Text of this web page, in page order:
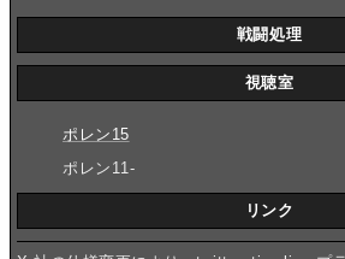
戦闘処理
視聴室
ポレン15
ポレン11-
リンク